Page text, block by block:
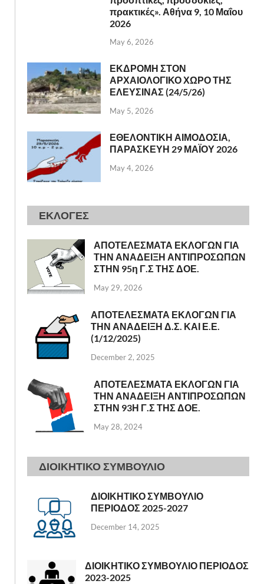
πρακτικές». Αθήνα 9, 10 Μαΐου
2026
May 6, 2026
ΕΚΔΡΟΜΗ ΣΤΟΝ
ΑΡΧΑΙΟΛΟΓΙΚΟ ΧΩΡΟ ΤΗΣ
ΕΛΕΥΣΙΝΑΣ (24/5/26)
May 5, 2026
ΕΘΕΛΟΝΤΙΚΗ ΑΙΜΟΔΟΣΙΑ,
ΠΑΡΑΣΚΕΥΗ 29 ΜΑΪΟΥ 2026
May 4, 2026
ΕΚΛΟΓΕΣ
ΑΠΟΤΕΛΕΣΜΑΤΑ ΕΚΛΟΓΩΝ ΓΙΑ
ΤΗΝ ΑΝΑΔΕΙΞΗ ΑΝΤΙΠΡΟΣΩΠΩΝ
ΣΤΗΝ 95η Γ.Σ ΤΗΣ ΔΟΕ.
May 29, 2026
ΑΠΟΤΕΛΕΣΜΑΤΑ ΕΚΛΟΓΩΝ ΓΙΑ
ΤΗΝ ΑΝΑΔΕΙΞΗ Δ.Σ. ΚΑΙ Ε.Ε.
(1/12/2025)
December 2, 2025
ΑΠΟΤΕΛΕΣΜΑΤΑ ΕΚΛΟΓΩΝ ΓΙΑ
ΤΗΝ ΑΝΑΔΕΙΞΗ ΑΝΤΙΠΡΟΣΩΠΩΝ
ΣΤΗΝ 93Η Γ.Σ ΤΗΣ ΔΟΕ.
May 28, 2024
ΔΙΟΙΚΗΤΙΚΟ ΣΥΜΒΟΥΛΙΟ
ΔΙΟΙΚΗΤΙΚΟ ΣΥΜΒΟΥΛΙΟ
ΠΕΡΙΟΔΟΣ 2025-2027
December 14, 2025
ΔΙΟΙΚΗΤΙΚΟ ΣΥΜΒΟΥΛΙΟ ΠΕΡΙΟΔΟΣ
2023-2025